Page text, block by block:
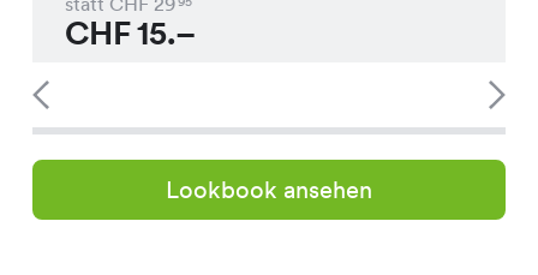
CHF15.–
Lookbook ansehen